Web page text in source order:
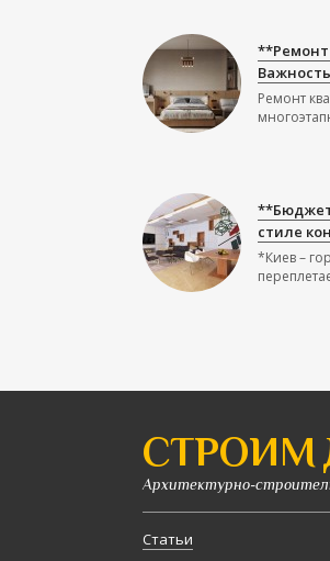
**Ремонт
Ремонт
стиле
*Киев –
СТРОИМ
Архитектурно-
Статьи